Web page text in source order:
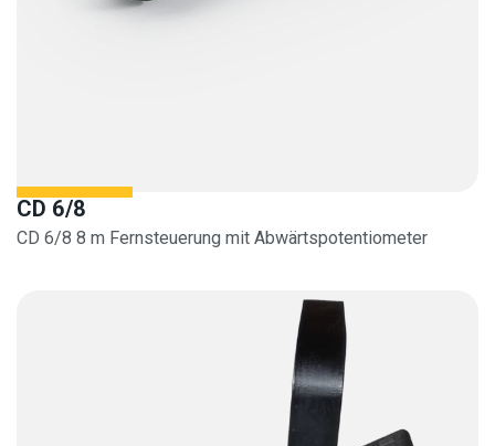
CD 6/8
CD 6/8 8 m Fernsteuerung mit Abwärtspotentiometer